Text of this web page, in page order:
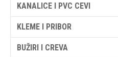
KANALICE I PVC CEVI
KLEME I PRIBOR
BUŽIRI I CREVA